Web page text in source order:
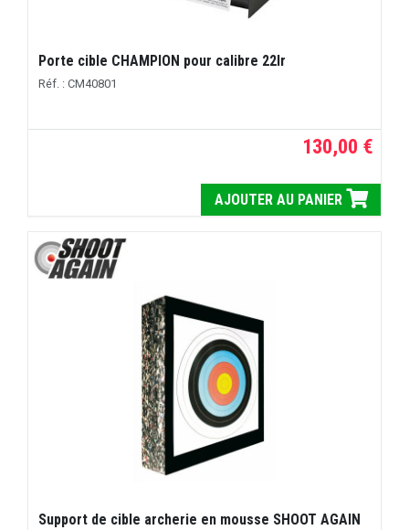
Porte cible CHAMPION pour calibre 22lr
Réf. : CM40801
130,00 €
AJOUTER AU PANIER
Support de cible archerie en mousse SHOOT AGAIN